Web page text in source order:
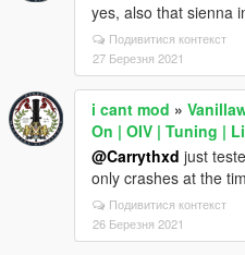
yes, also that sienna
Подивитися контекст
27 Березня 2021
i cant mod »
On | OIV | Tuning |
@Carrythxd just
only crashes at the
Подивитися контекст
26 Березня 2021